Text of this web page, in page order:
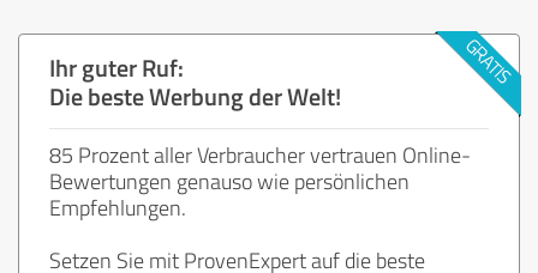
Ihr guter Ruf:
Die beste Werbung der Welt!
85 Prozent aller Verbraucher vertrauen Online-
Bewertungen genauso wie persönlichen
Empfehlungen.
Setzen Sie mit ProvenExpert auf die beste